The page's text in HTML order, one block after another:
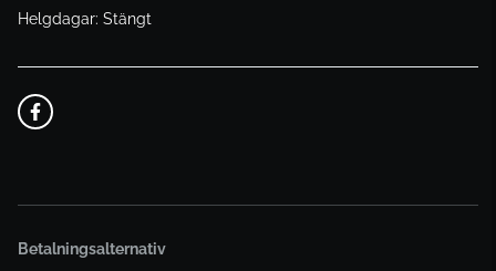
Helgdagar: Stängt
Betalningsalternativ